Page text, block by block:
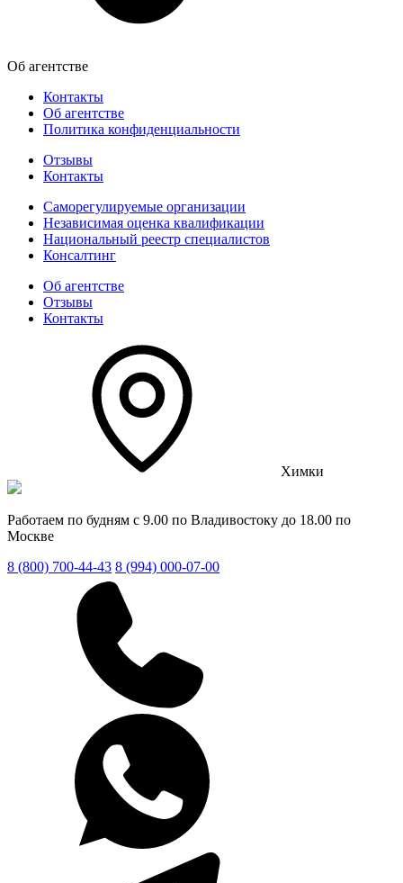
Об агентстве
Контакты
Об агентстве
Политика конфиденциальности
Отзывы
Контакты
Саморегулируемые организации
Независимая оценка квалификации
Национальный реестр специалистов
Консалтинг
Об агентстве
Отзывы
Контакты
Химки
Работаем по будням с 9.00 по Владивостоку до 18.00 по
Москве
8 (800) 700-44-43 8 (994) 000-07-00